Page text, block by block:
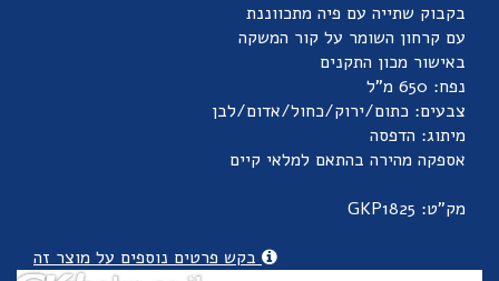
בקבוק שתייה עם פיה מתכווננת
עם קרחון השומר על קור המשקה
באישור מכון התקנים
נפח: 650 מ”ל
צבעים: כתום/ירוק/כחול/אדום/לבן
מיתוג: הדפסה
אספקה מהירה בהתאם למלאי קיים
מק"ט: GKP1825
בקש פרטים נוספים על מוצר זה